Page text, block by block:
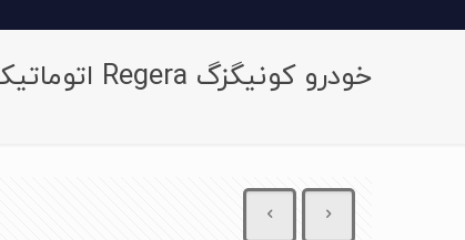
خودرو کونیگزگ Regera اتوماتیک سال 2016